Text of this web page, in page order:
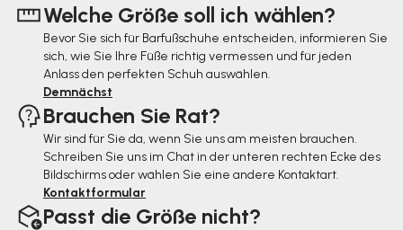
Welche Größe soll ich wählen?
Bevor Sie sich für Barfußschuhe entscheiden, informieren Sie
sich, wie Sie Ihre Füße richtig vermessen und für jeden
Anlass den perfekten Schuh auswählen.
Demnächst
Brauchen Sie Rat?
Wir sind für Sie da, wenn Sie uns am meisten brauchen.
Schreiben Sie uns im Chat in der unteren rechten Ecke des
Bildschirms oder wählen Sie eine andere Kontaktart.
Kontaktformular
Passt die Größe nicht?